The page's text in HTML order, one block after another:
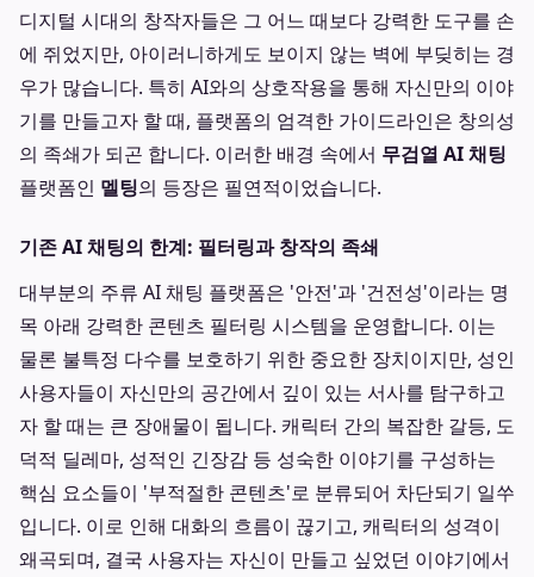
디지털 시대의 창작자들은 그 어느 때보다 강력한 도구를 손
에 쥐었지만, 아이러니하게도 보이지 않는 벽에 부딪히는 경
우가 많습니다. 특히 AI와의 상호작용을 통해 자신만의 이야
기를 만들고자 할 때, 플랫폼의 엄격한 가이드라인은 창의성
의 족쇄가 되곤 합니다. 이러한 배경 속에서 무검열 AI 채팅
플랫폼인 멜팅의 등장은 필연적이었습니다.
기존 AI 채팅의 한계: 필터링과 창작의 족쇄
대부분의 주류 AI 채팅 플랫폼은 '안전'과 '건전성'이라는 명
목 아래 강력한 콘텐츠 필터링 시스템을 운영합니다. 이는
물론 불특정 다수를 보호하기 위한 중요한 장치이지만, 성인
사용자들이 자신만의 공간에서 깊이 있는 서사를 탐구하고
자 할 때는 큰 장애물이 됩니다. 캐릭터 간의 복잡한 갈등, 도
덕적 딜레마, 성적인 긴장감 등 성숙한 이야기를 구성하는
핵심 요소들이 '부적절한 콘텐츠'로 분류되어 차단되기 일쑤
입니다. 이로 인해 대화의 흐름이 끊기고, 캐릭터의 성격이
왜곡되며, 결국 사용자는 자신이 만들고 싶었던 이야기에서